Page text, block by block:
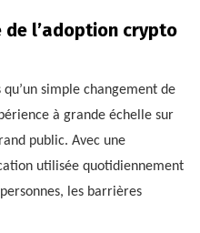
de l’adoption crypto
simple changement de
à grande échelle sur
public. Avec une
utilisée quotidiennement
les barrières